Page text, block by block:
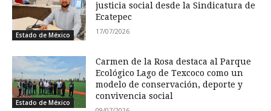
Estado de México
justicia social desde la Sindicatura de
Ecatepec
17/07/2026
Estado de México
Carmen de la Rosa destaca al Parque
Ecológico Lago de Texcoco como un
modelo de conservación, deporte y
convivencia social